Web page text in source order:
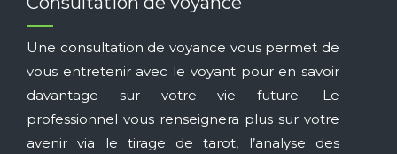
Une consultation de voyance vous permet de
vous entretenir avec le voyant pour en savoir
davantage sur votre vie future. Le
professionnel vous renseignera plus sur votre
avenir via le tirage de tarot, l’analyse des